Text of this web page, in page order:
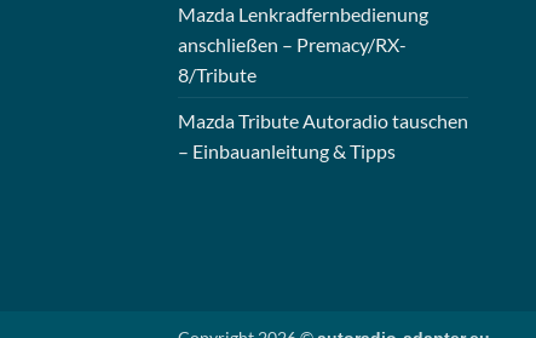
Mazda Lenkradfernbedienung
anschließen – Premacy/RX-
8/Tribute
Mazda Tribute Autoradio tauschen
– Einbauanleitung & Tipps